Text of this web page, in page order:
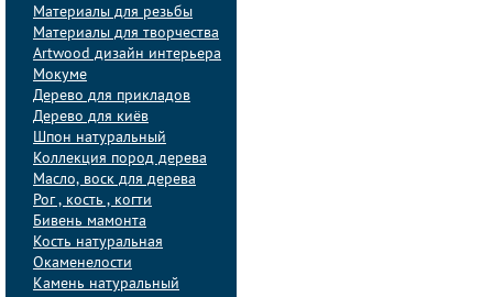
Материалы для резьбы
Материалы для творчества
Artwood дизайн интерьера
Мокуме
Дерево для прикладов
Дерево для киёв
Шпон натуральный
Коллекция пород дерева
Масло, воск для дерева
Рог , кость , когти
Бивень мамонта
Кость натуральная
Окаменелости
Камень натуральный